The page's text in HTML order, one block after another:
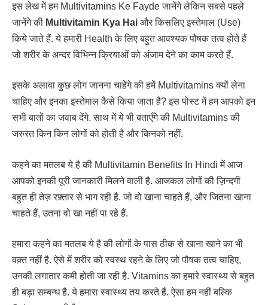
इस लेख में हम Multivitamins Ke Fayde जानेंगे लेकिन सबसे पहले
जानेंगे की Multivitamin Kya Hai और किसलिए इस्तेमाल (Use)
किये जाते हैं. ये हमारी Health के लिए बहुत आवश्यक पौषक तत्व होते हैं
जो शरीर के अन्दर विभिन्न क्रियाओं को अंजाम देने का काम करते हैं.
इसके अलावा कुछ लोग जानना चाहेंगे की हमें Multivitamins क्यों लेना
चाहिए और इनका इस्तेमाल कैसे किया जाता है? इस पोस्ट में हम आपको इन
सभी बातों का जवाब देंगे. साथ में ये भी बताएँगे की Multivitamins की
जरुरत किन किन लोगों को होती है और किनको नहीं.
कहने का मतलब ये है की Multivitamin Benefits In Hindi में आज
आपको इनकी पूरी जानकारी मिलने वाली है. आजकल लोगों की ज़िन्दगी
बहुत ही तेज़ रफ़्तार से भाग रही है. जो वो खाना चाहते हैं, और जितना खाना
चाहते हैं, उतना वो खा नहीं पा रहे हैं.
हमारा कहने का मतलब ये है की लोगों के पास ठीक से खाना खाने का भी
वक़्त नहीं है. ऐसे में शरीर को स्वस्थ रहने के लिए जो पौषक तत्व चाहिए,
उनकी लगातार कमी होती जा रही है. Vitamins का हमारे स्वास्थ्य से बहुत
ही बड़ा सम्बन्ध है. ये हमारा स्वास्थ्य तय करते हैं. ऐसा हम नहीं बल्कि